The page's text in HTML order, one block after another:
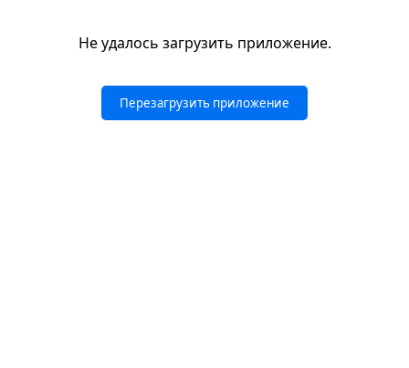
Не удалось загрузить приложение.
Перезагрузить приложение